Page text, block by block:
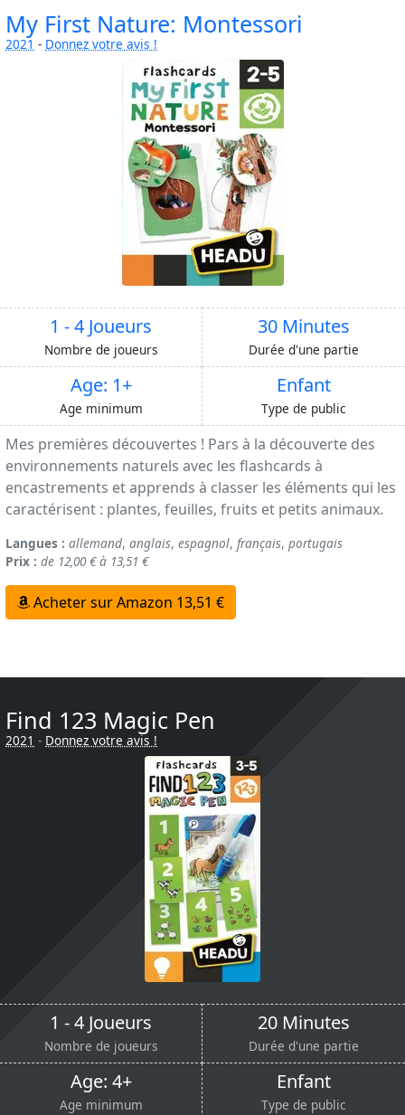
My First Nature: Montessori
2021 - Donnez votre avis !
1 - 4 Joueurs
Nombre de joueurs
30 Minutes
Durée d'une partie
Age: 1+
Age minimum
Enfant
Type de public
Mes premières découvertes ! Pars à la découverte des
environnements naturels avec les flashcards à
encastrements et apprends à classer les éléments qui les
caractérisent : plantes, feuilles, fruits et petits animaux.
Langues : allemand, anglais, espagnol, français, portugais
Prix : de 12,00 € à 13,51 €
Acheter sur Amazon 13,51 €
Find 123 Magic Pen
2021 - Donnez votre avis !
1 - 4 Joueurs
Nombre de joueurs
20 Minutes
Durée d'une partie
Age: 4+
Age minimum
Enfant
Type de public